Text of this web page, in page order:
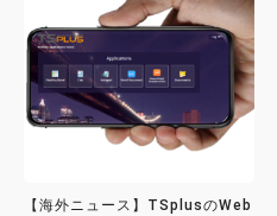
【海外ニュース】TSplusのWeb